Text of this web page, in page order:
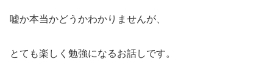
嘘か本当かどうかわかりませんが、
とても楽しく勉強になるお話しです。